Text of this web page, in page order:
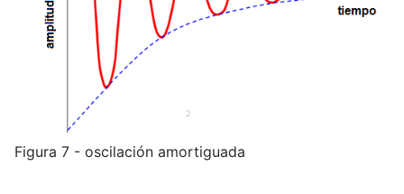
Figura 7 - oscilación amortiguada